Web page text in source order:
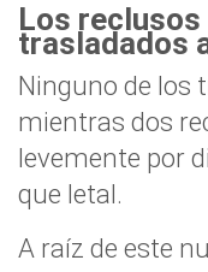
Los
trasladados
Ninguno de los
mientras dos
levemente por
que letal.
A raíz de este